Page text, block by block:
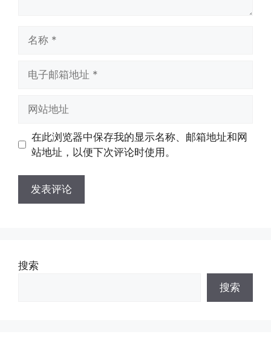
址
址
在此浏览器中保存我的显示名称、邮箱地址和网
站地址，以便下次评论时使用。
搜索
搜索